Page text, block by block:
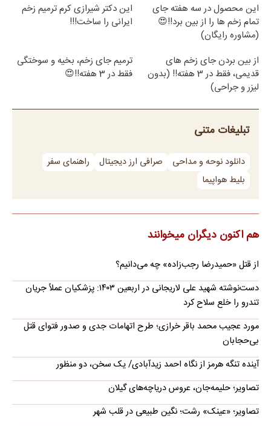
این محصول در سه هفته جای
تمام زخم ها را از بین برد!!😍
(مشاوره رایگان)
این دکتر شیرازی کرم ترمیم زخم
ایرانی را ساخت!!!
از بین بردن جای زخم های
قدیمی، فقط در 3 هفته!! (بدون
لیزر و جراحی)
ترمیم جای زخم، بخیه و سوختگی
فقط در 3 هفته!!😍
تبلیغات متنی
دانلود نوحه و مداحی صرافی ارز دیجیتال
راهنمای سفر
بلیط هواپیما
هم اکنون دیگران میخوانند
از قتل «حمیدرضا رجب‌زاده» چه می‌دانیم؟
دست‌نوشته شهید علی لاریجانی در اربعین ۱۴۰۳: پزشکیان عملاً جریان
تندرو را خلع سلاح کرد
مورد عجیب محمد باقر خرازی؛ طرح اتهامات جدی و صدور فتوای قتل
بی‌حجابان
آینده تنگه هرمز از نگاه احمد زیدآبادی/ یک سخن، دو منظور
تصاویر؛ حلیمه‌جان، عروس دریاچه‌های گیلان
تصاویر؛ «عینک» رشت؛ نگین طبیعی در قلب شهر